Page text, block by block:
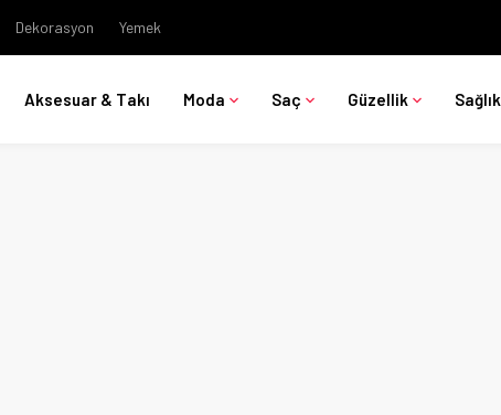
Dekorasyon Yemek
Aksesuar & Takı Moda Saç Güzellik Sağlık